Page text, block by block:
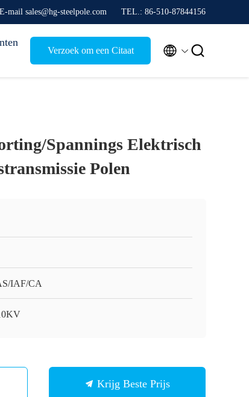
E-mail sales@hg-steelpole.com TEL.: 86-510-87844156
Verzoek om een Citaat  
Spannings Elektrisch
Polen
IAF/CA
Krijg Beste Prijs